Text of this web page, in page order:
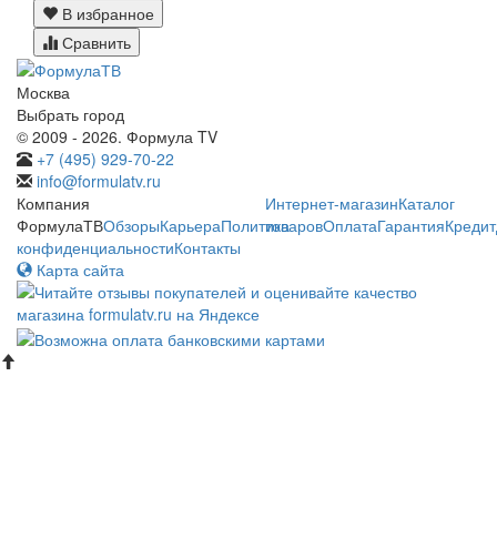
В избранное
Сравнить
Москва
Выбрать город
© 2009 - 2026. Формула TV
+7 (495) 929-70-22
info@formulatv.ru
Компания
ФормулаТВОбзорыКарьераПолитика
конфиденциальностиКонтакты
Интернет-магазинКаталог
товаровОплатаГарантияКредит
Карта сайта